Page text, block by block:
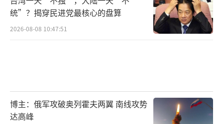
统”？揭穿民进党最核心的盘算
2026-08-08 10:47:51
博主：俄军攻破奥列霍夫两翼 南线攻势
达高峰